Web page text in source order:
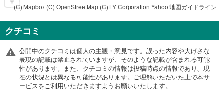
(C) Mapbox (C) OpenStreetMap (C) LY Corporation Yahoo!地図ガイドライン
クチコミ
公開中のクチコミは個人の主観・意見です。誤った内容や大げさな
表現の記載は禁止されていますが、そのような記載が含まれる可能
性があります。また、クチコミの情報は投稿時点の情報であり、現
在の状況とは異なる可能性があります。ご理解いただいた上で本サ
ービスをご利用いただきますようお願いいたします。